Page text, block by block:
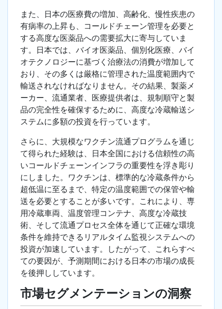
また、日本の医療費の増加、高齢化、慢性疾患の
有病率の上昇も、コールドチェーン管理を必要と
する高度な医薬品への需要拡大に寄与していま
す。日本では、バイオ医薬品、個別化医療、バイ
オテクノロジーに基づく治療法の消費が増加して
おり、その多くは厳格に管理された温度範囲内で
輸送されなければなりません。その結果、製薬メ
ーカー、流通業者、医療提供者は、規制順守と製
品の完全性を確保するために、高度な冷蔵輸送シ
ステムに多額の投資を行っています。
さらに、大規模なワクチン流通プログラムを通じ
て得られた経験は、日本全国における信頼性の高
いコールドチェーンインフラの重要性を浮き彫り
にしました。ワクチンは、標準的な冷蔵条件から
超低温に至るまで、特定の温度範囲での保管や輸
送を必要とすることが多いです。これにより、専
用冷蔵車両、温度管理コンテナ、高度な冷蔵技
術、そして流通プロセス全体を通じて正確な環境
条件を維持できるリアルタイム監視システムへの
投資が加速しています。したがって、これらすべ
ての要因が、予測期間における日本の市場の成長
を後押ししています。
市場セグメンテーションの洞察